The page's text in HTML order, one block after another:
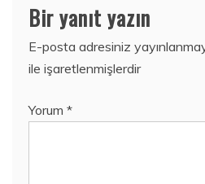
Bir yanıt yazın
E-posta adresiniz
ile işaretlenmişlerdir
Yorum *